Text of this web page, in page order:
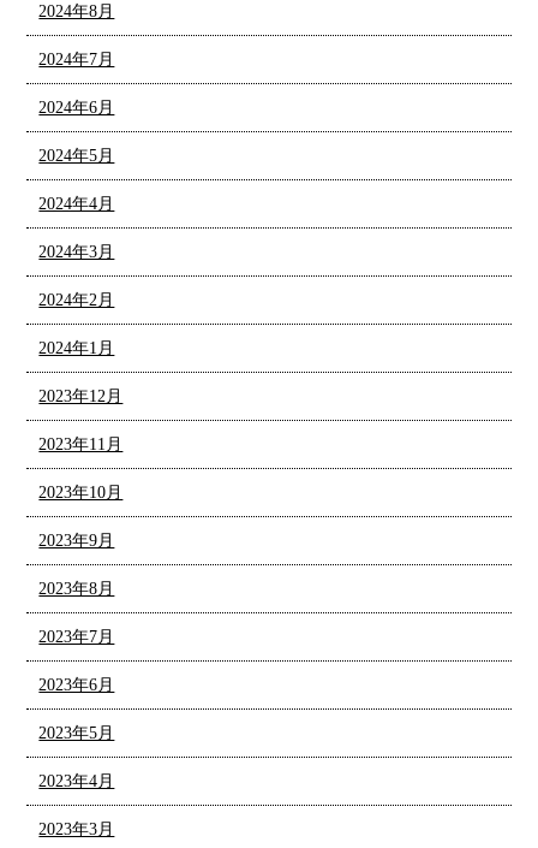
2024年8月
2024年7月
2024年6月
2024年5月
2024年4月
2024年3月
2024年2月
2024年1月
2023年12月
2023年11月
2023年10月
2023年9月
2023年8月
2023年7月
2023年6月
2023年5月
2023年4月
2023年3月